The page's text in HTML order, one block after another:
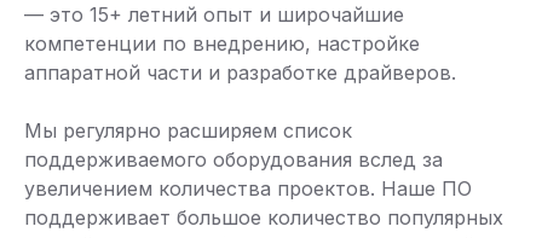
— это 15+ летний опыт и широчайшие
компетенции по внедрению, настройке
аппаратной части и разработке драйверов.
Мы регулярно расширяем список
поддерживаемого оборудования вслед за
увеличением количества проектов. Наше ПО
поддерживает большое количество популярных